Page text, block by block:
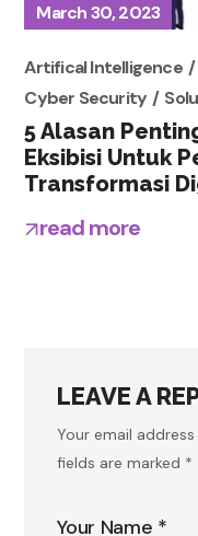
March 30, 2023
Artifical Intelligence
Cyber Security
5 Alasan
Eksibisi Untuk
Transformasi
read more
LEAVE A
Your email
fields are marked *